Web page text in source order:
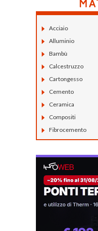
Acciaio
Alluminio
Calcestruzzo
Cartongesso
Cemento
Ceramica
Fibrocemento